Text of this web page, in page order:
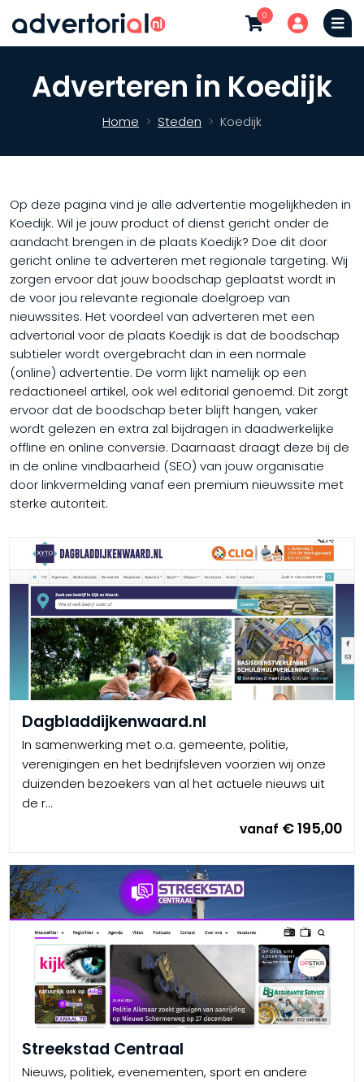
0
Adverteren in Koedijk
Home Steden Koedijk
Op deze pagina vind je alle advertentie mogelijkheden in
Koedijk. Wil je jouw product of dienst gericht onder de
aandacht brengen in de plaats Koedijk? Doe dit door
gericht online te adverteren met regionale targeting. Wij
zorgen ervoor dat jouw boodschap geplaatst wordt in
de voor jou relevante regionale doelgroep van
nieuwssites. Het voordeel van adverteren met een
advertorial voor de plaats Koedijk is dat de boodschap
subtieler wordt overgebracht dan in een normale
(online) advertentie. De vorm lijkt namelijk op een
redactioneel artikel, ook wel editorial genoemd. Dit zorgt
ervoor dat de boodschap beter blijft hangen, vaker
wordt gelezen en extra zal bijdragen in daadwerkelijke
offline en online conversie. Daarnaast draagt deze bij de
in de online vindbaarheid (SEO) van jouw organisatie
door linkvermelding vanaf een premium nieuwssite met
sterke autoriteit.
Dagbladdijkenwaard.nl
In samenwerking met o.a. gemeente, politie,
verenigingen en het bedrijfsleven voorzien wij onze
duizenden bezoekers van al het actuele nieuws uit
de r...
vanaf € 195,00
Streekstad Centraal
Nieuws, politiek, evenementen, sport en andere